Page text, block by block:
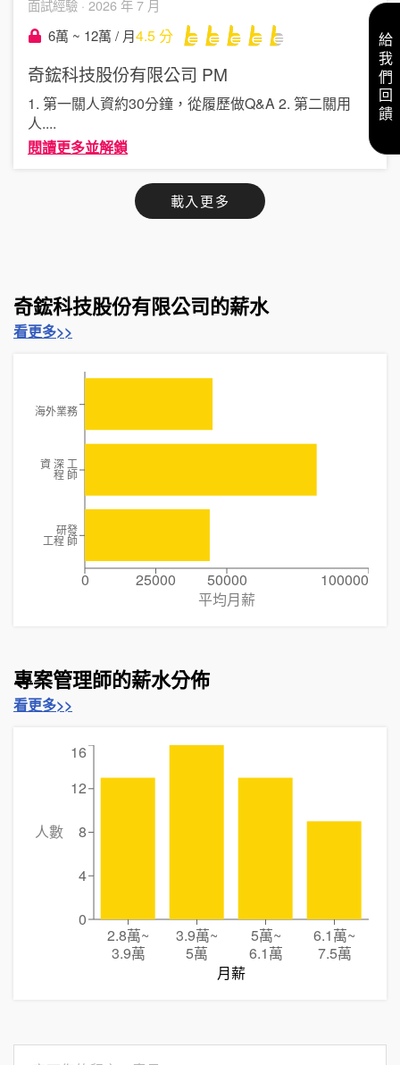
面試經驗 · 2026 年 7 月
6萬 ~ 12萬 / 月4.5分
奇鋐科技股份有限公司 PM
1. 第一關人資約30分鐘，從履歷做Q&A 2. 第二關用
人....
閱讀更多並解鎖
載入更多
奇鋐科技股份有限公司的薪水
看更多>>
0 25000 50000
100000
平均月薪
海外業務
資 深 工
程 師
研發
工程 師
專案管理師的薪水分佈
看更多>>
2.8萬~
3.9萬
3.9萬~
5萬
5萬~
6.1萬
6.1萬~
7.5萬
月薪
0
4
8
12
16
人數
給我們回饋